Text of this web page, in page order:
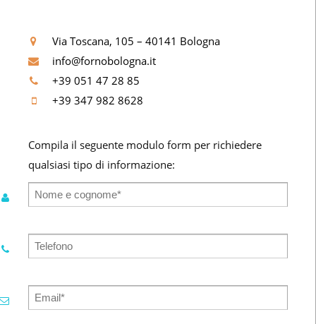
Via Toscana, 105 – 40141 Bologna
info@fornobologna.it
+39 051 47 28 85
+39 347 982 8628
Compila il seguente modulo form per richiedere
qualsiasi tipo di informazione: